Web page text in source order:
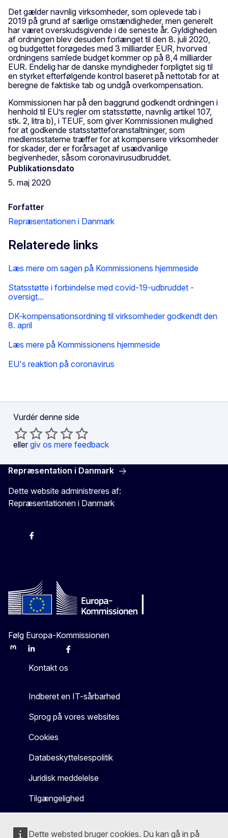
Dette websted bruger cookies. Du kan gå in på
Det gælder navnlig virksomheder, som oplevede tab i
2019 på grund af særlige omstændigheder, men generelt
har været overskudsgivende i de seneste år. Gyldigheden
af ordningen blev desuden forlænget til den 8. juli 2020,
og budgettet forøgedes med 3 milliarder EUR, hvorved
ordningens samlede budget kommer op på 8,4 milliarder
EUR. Endelig har de danske myndigheder forpligtet sig til
en styrket efterfølgende kontrol baseret på nettotab for at
beregne de faktiske tab og undgå overkompensation.
Kommissionen har på den baggrund godkendt ordningen i
henhold til EU’s regler om statsstøtte, navnlig artikel 107,
stk. 2, litra b), i TEUF, som giver Kommissionen mulighed
for at godkende statsstøtteforanstaltninger, som
medlemsstaterne træffer for at kompensere virksomheder
for skader, der er forårsaget af usædvanlige
begivenheder, såsom coronavirusudbruddet.
Publikationsdato
5. maj 2020
Forfatter
Repræsentationen i Danmark
Relaterede links
Læs mere om sagen på Kommissionens hjemmeside
Statsstøtte i forbindelse med covid-19-udbruddet -
oversigt...
DK-kompensationsordning til virksomheder godkendt den
8. april
Læs mere på Kommissionens hjemmeside
EU's reaktion på coronavirus
Vurdér denne side
eller giv os mere feedback
Repræsentation i Danmark
Dette website administreres af:
Repræsentationen i Danmark
Følg Europa-Kommissionen
MastodonLinkedInBlueskyFacebook
Kontakt os
Indberet en IT-sårbarhed
Sprog på vores websites
Cookies
Databeskyttelsespolitik
Juridisk meddelelse
Tilgængelighed